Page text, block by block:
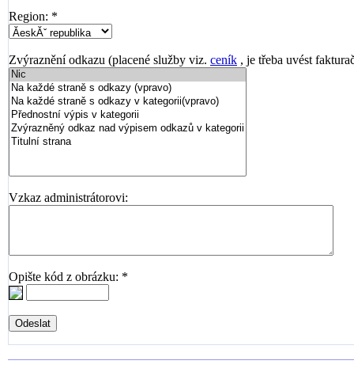
Region: *
Zvýraznění odkazu (placené služby viz. ceník , je třeba uvést
Vzkaz administrátorovi:
Opište kód z obrázku: *